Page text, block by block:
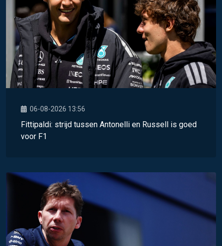
06-08-2026 13:56
Fittipaldi: strijd tussen Antonelli en Russell is goed
voor F1